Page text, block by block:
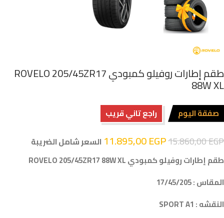
طقم إطارات روفيلو كمبودي ROVELO 205/45ZR17
88W XL
صفقة اليوم راجع تاني قريب
15.860,00EGP
11.895,00EGP
السعر شامل الضريبة
طقم إطارات روفيلو كمبودي ROVELO 205/45ZR17 88W XL
المقاس : 17/45/205
النقشه : SPORT A1